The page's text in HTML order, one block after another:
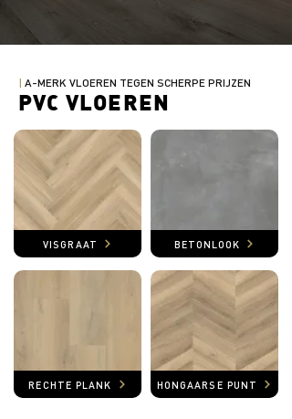
| A-MERK VLOEREN TEGEN SCHERPE PRIJZEN
PVC VLOEREN
VISGRAAT BETONLOOK
RECHTE PLANK HONGAARSE PUNT